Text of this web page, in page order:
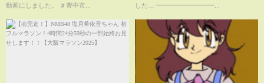
動画にしました。 ＃豊中市...
した… ━━━━━━━━━...